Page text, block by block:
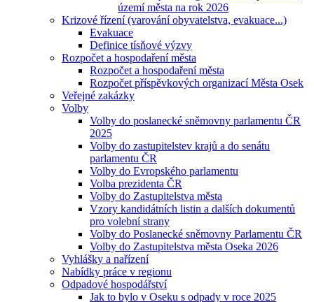
území města na rok 2026
Krizové řízení (varování obyvatelstva, evakuace...)
Evakuace
Definice tísňové výzvy
Rozpočet a hospodaření města
Rozpočet a hospodaření města
Rozpočet příspěvkových organizací Města Osek
Veřejné zakázky
Volby
Volby do poslanecké sněmovny parlamentu ČR
2025
Volby do zastupitelstev krajů a do senátu
parlamentu ČR
Volby do Evropského parlamentu
Volba prezidenta ČR
Volby do Zastupitelstva města
Vzory kandidátních listin a dalších dokumentů
pro volební strany
Volby do Poslanecké sněmovny Parlamentu ČR
Volby do Zastupitelstva města Oseka 2026
Vyhlášky a nařízení
Nabídky práce v regionu
Odpadové hospodářství
Jak to bylo v Oseku s odpady v roce 2025